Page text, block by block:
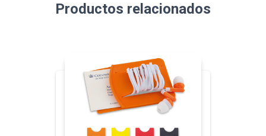
Productos relacionados